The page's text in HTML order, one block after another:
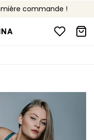
commande !
de 90€